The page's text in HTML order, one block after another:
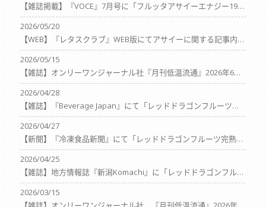
【雑誌掲載】『VOCE』7月号に「フルッタアサイーエナジー195g」が掲載されました
2026/05/20
【WEB】『レタスクラブ』WEB版にてアサイーに関する記事内容へご協力しました。
2026/05/15
【雑誌】オンリーワンジャーナル社『月刊低温流通』2026年6月号にて「レッドドラゴンフルーツ完熟カットピタヤ」が紹介されました
2026/04/28
【雑誌】『Beverage Japan』にて「レッドドラゴンフルーツ完熟カットピタヤ」、「おうちでアサイーボウル®M』、『おうちでアサイーボウル®ヨーグルトにかけるだけ』『ピタヤスムージー』が紹介されました
2026/04/27
【新聞】『冷凍食品新聞』にて「レッドドラゴンフルーツ完熟カットピタヤ」「おうちでアサイーボウル®M」「おうちでアサイーボウル®ヨーグルトにかけるだけ」が紹介されました
2026/04/25
【雑誌】地方情報誌『新潟Komachi』に「レッドドラゴンフルーツ完熟カットピタヤ」が紹介されました
2026/03/15